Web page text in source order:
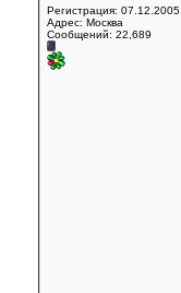
Регистрация: 07.12.2005
Адрес: Москва
Сообщений: 22,689